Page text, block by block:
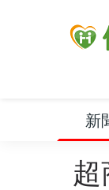
新
超